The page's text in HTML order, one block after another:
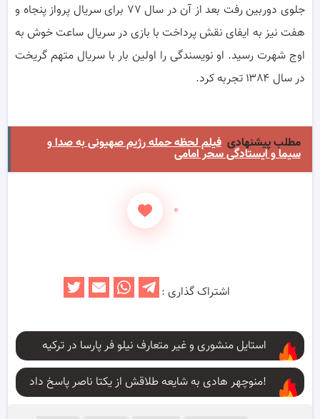
جلوی دوربین رفت بعد از آن در سال ۷۷ برای سریال پرواز پنجاه و
هفت نیز به ایفای نقش پرداخت با بازی در سریال ساعت خوش به
اوج شهرت رسید. او نویسندگی را اولین بار با سریال متهم گریخت
در سال ۱۳۸۴ تجربه کرد.
مطلب پیشنهادی فیلم لحظه حمله رژیم صهیونی به صدا و
سیما و ایستادگی سحر امامی
۰
اشتراک گذاری :
استایل منشوری و غیر متعارف نیلو فر پارسا در ترکیه
منوچهر هادی به شایعه طلاقش از یکتا ناصر پاسخ داد!